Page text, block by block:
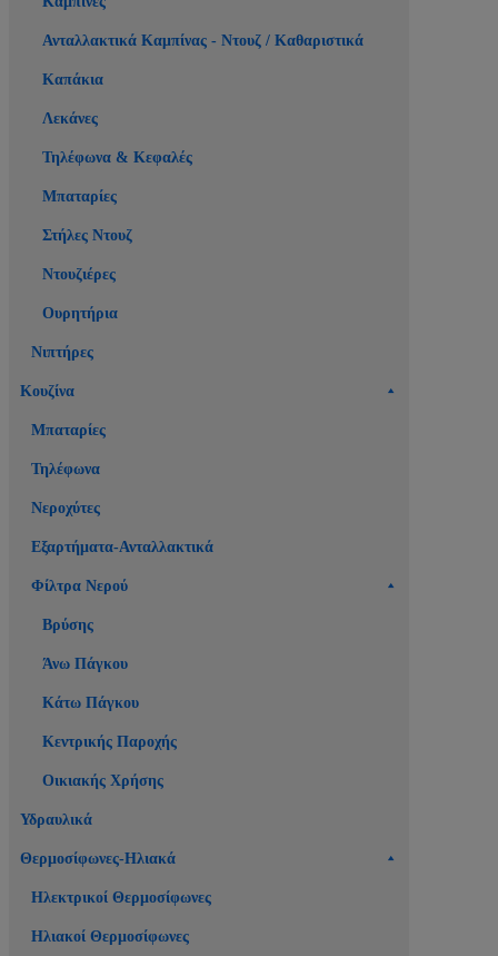
Ανταλλακτικά Καμπίνας - Ντουζ / Καθαριστικά
Καπάκια
Λεκάνες
Τηλέφωνα & Κεφαλές
Μπαταρίες
Στήλες Ντουζ
Ντουζιέρες
Ουρητήρια
Νιπτήρες
Κουζίνα
Μπαταρίες
Τηλέφωνα
Νεροχύτες
Εξαρτήματα-Ανταλλακτικά
Φίλτρα Νερού
Βρύσης
Άνω Πάγκου
Κάτω Πάγκου
Κεντρικής Παροχής
Οικιακής Χρήσης
Υδραυλικά
Θερμοσίφωνες-Ηλιακά
Ηλεκτρικοί Θερμοσίφωνες
Ηλιακοί Θερμοσίφωνες